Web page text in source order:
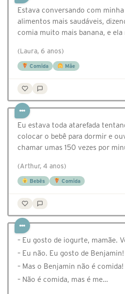
Estava conversando com
alimentos mais saudáveis,
comia muito mais banana, e ela
(Laura, 6 anos)
Comida Mãe
Eu estava toda atarefada
colocar o bebê para dormir e
chamar umas 150 vezes por
(Arthur, 4 anos)
Bebês Comida
– Eu gosto de iogurte, mamãe.
– Eu não. Eu gosto de Benjamin!
– Mas o Benjamin não é comida!
– Não é comida, mas é me…